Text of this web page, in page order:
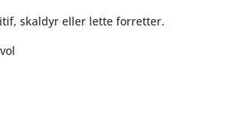
skaldyr eller lette forretter.